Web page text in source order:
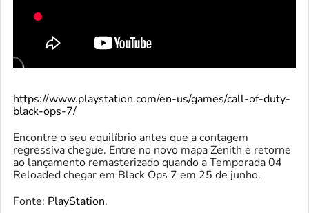
https://www.playstation.com/en-us/games/call-of-duty-
black-ops-7/
Encontre o seu equilíbrio antes que a contagem
regressiva chegue. Entre no novo mapa Zenith e retorne
ao lançamento remasterizado quando a Temporada 04
Reloaded chegar em Black Ops 7 em 25 de junho.
Fonte: PlayStation.